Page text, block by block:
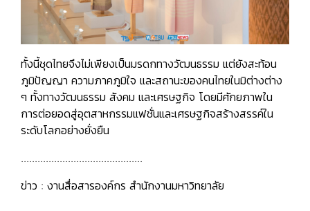
ทั้งนี้ชุดไทยจึงไม่เพียงเป็นมรดกทางวัฒนธรรม แต่ยังสะท้อน
ภูมิปัญญา ความภาคภูมิใจ และสถานะของคนไทยในมิต่างต่าง
ๆ ทั้งทางวัฒนธรรม สังคม และเศรษฐกิจ โดยมีศักยภาพใน
การต่อยอดสู่อุตสาหกรรมแฟชั่นและเศรษฐกิจสร้างสรรค์ใน
ระดับโลกอย่างยั่งยืน
ข่าว : งานสื่อสารองค์กร สำนักงานมหาวิทยาลัย